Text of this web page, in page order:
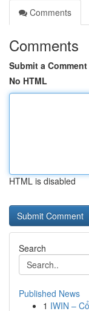
Comments
Comments
Submit a Comment
No HTML
HTML is disabled
Search
Published News
1 IWIN –